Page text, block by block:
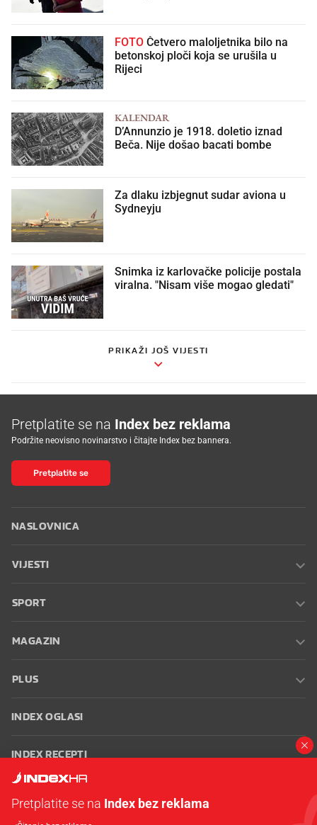
FOTO
betonskoj ploči koja se urušila u
Rijeci
KALENDAR
D’Annunzio je 1918. doletio iznad
Beča. Nije došao bacati bombe
Za dlaku izbjegnut sudar aviona u
Sydneyju
Snimka iz karlovačke policije postala
viralna. "Nisam više mogao gledati"
PRIKAŽI JOŠ VIJESTI
Pretplatite se na Index bez reklama
Podržite neovisno novinarstvo i čitajte Index bez bannera.
Pretplatite se
NASLOVNICA
VIJESTI
SPORT
MAGAZIN
PLUS
INDEX OGLASI
INDEX RECEPTI
Pretplatite se na Index bez reklama